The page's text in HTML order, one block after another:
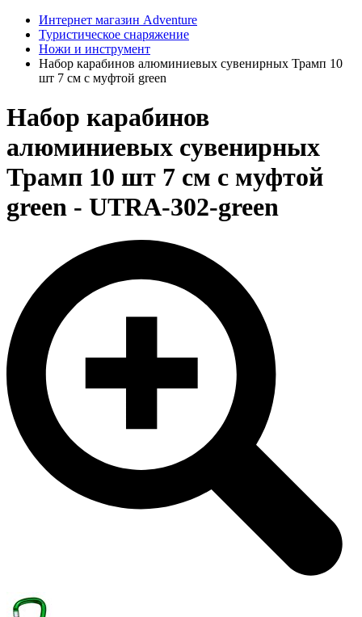
Интернет магазин Adventure
Туристическое снаряжение
Ножи и инструмент
Набор карабинов алюминиевых сувенирных Трамп 10
шт 7 см с муфтой green
Набор карабинов
алюминиевых сувенирных
Трамп 10 шт 7 см с муфтой
green - UTRA-302-green